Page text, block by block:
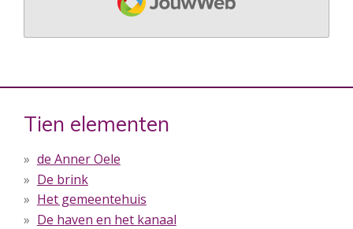
Tien elementen
de Anner Oele
De brink
Het gemeentehuis
De haven en het kanaal